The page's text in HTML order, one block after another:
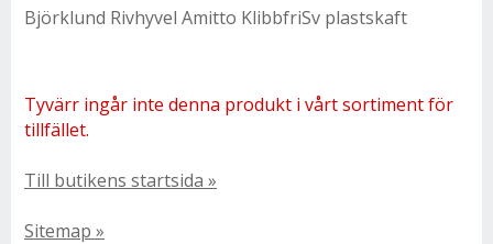
Björklund Rivhyvel Amitto KlibbfriSv plastskaft
Tyvärr ingår inte denna produkt i vårt sortiment för
tillfället.
Till butikens startsida »
Sitemap »